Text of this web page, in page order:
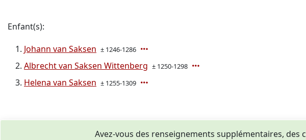
Enfant(s):
Johann van Saksen ± 1246-1286
Albrecht van Saksen Wittenberg ± 1250-1298
Helena van Saksen ± 1255-1309
Avez-vous des renseignements supplémentaires,